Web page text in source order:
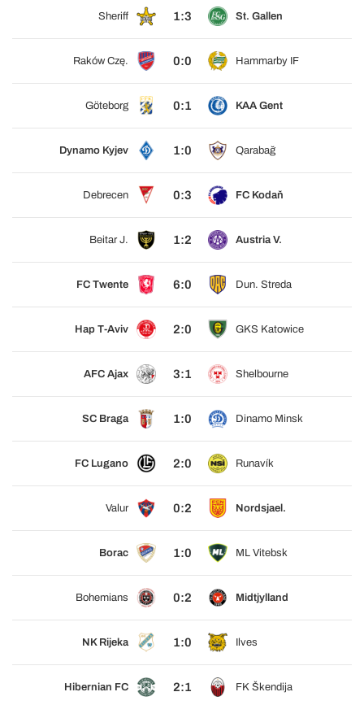
Sheriff 1:3 St. Gallen
Raków Czę. 0:0 Hammarby IF
Göteborg 0:1 KAA Gent
Dynamo Kyjev 1:0 Qarabağ
Debrecen 0:3 FC Kodaň
Beitar J. 1:2 Austria V.
FC Twente 6:0 Dun. Streda
Hap T-Aviv 2:0 GKS Katowice
AFC Ajax 3:1 Shelbourne
SC Braga 1:0 Dinamo Minsk
FC Lugano 2:0 Runavík
Valur 0:2 Nordsjael.
Borac 1:0 ML Vitebsk
Bohemians 0:2 Midtjylland
NK Rijeka 1:0 Ilves
Hibernian FC 2:1 FK Škendija